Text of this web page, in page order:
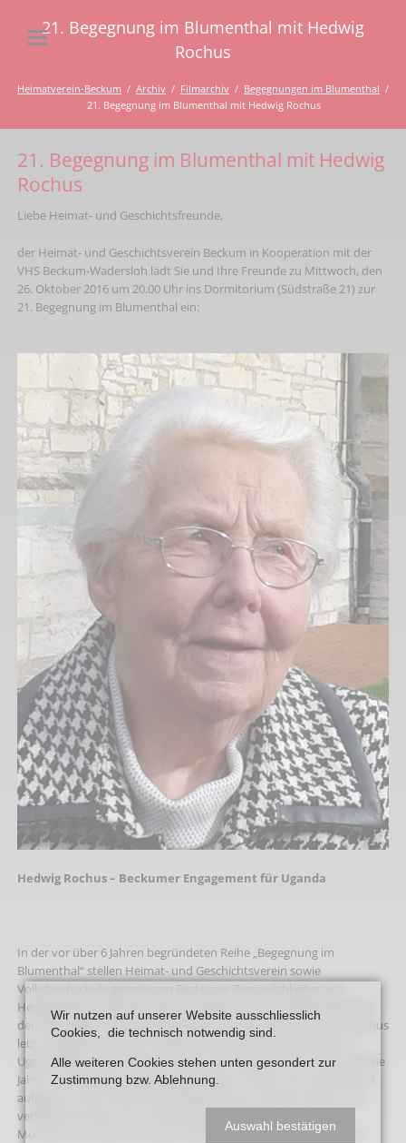
21. Begegnung im Blumenthal mit Hedwig
Rochus
Heimatverein-Beckum Archiv Filmarchiv
Begegnungen im Blumenthal
21. Begegnung im Blumenthal mit Hedwig Rochus
21. Begegnung im Blumenthal mit Hedwig
Rochus
Liebe Heimat- und Geschichtsfreunde,
der Heimat- und Geschichtsverein Beckum in Kooperation mit der
VHS Beckum-Wadersloh lädt Sie und Ihre Freunde zu Mittwoch, den
26. Oktober 2016 um 20.00 Uhr ins Dormitorium (Südstraße 21) zur
21. Begegnung im Blumenthal ein:
Hedwig Rochus – Beckumer Engagement für Uganda
In der vor über 6 Jahren begründeten Reihe „Begegnung im
Blumenthal“ stellen Heimat- und Geschichtsverein sowie
Volkshochschule gemeinsam Beckumer Persönlichkeiten vor.
Hedwig Rochus, die seit mehr als 50 Jahren an der Alleestraße über
der ehemaligen Praxis ihres Ehemannes und Arztes Dr. Bruno Rochus
lebt, engagiert sich auch in Beckum besonders für Menschen in
Uganda. Bevor das Ehepaar Rochus nach Beckum kam, hat es etliche
Jahre im Südwesten Ugandas gearbeitet und dort ein Krankenhaus
aufgebaut. Noch heute hält Hedwig Rochus Kontakt dorthin und
verfolgt die Arbeit. Zum Goldjubiläum 2007 war sie vor Ort in
Mutolere, wo heute ein neues Kinderkrankenhaus steht (s. Foto).
Wir nutzen auf unserer Website ausschliesslich
Cookies, die technisch notwendig sind.
Alle weiteren Cookies stehen unten gesondert zur
Zustimmung bzw. Ablehnung.
Auswahl bestätigen